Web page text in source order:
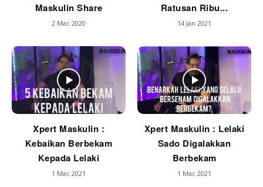
Maskulin Share
2 Mac 2020
Ratusan Ribu...
14 Jan 2021
Xpert Maskulin :
Kebaikan Berbekam
Kepada Lelaki
1 Mac 2021
Xpert Maskulin : Lelaki
Sado Digalakkan
Berbekam
1 Mac 2021